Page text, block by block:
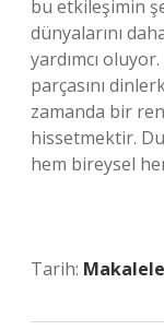
bu etkileşimin
dünyalarını
yardımcı
parçasını
zamanda bir
hissetmektir.
hem bireysel
Tarih: